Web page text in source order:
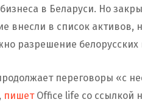
в Беларуси. Но
внесли в список активов,
разрешение белорусских
переговоры «с
пишет Office life со ссылкой